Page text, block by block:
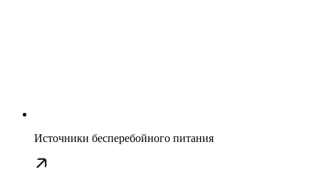
Источники бесперебойного питания